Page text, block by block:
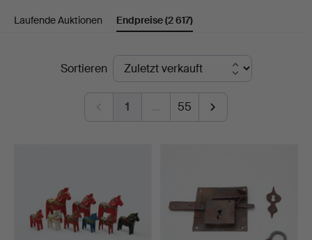
Auktionsverk
Laufende Auktionen Endpreise(2 617)
EndpreiseSortieren
1 … 55